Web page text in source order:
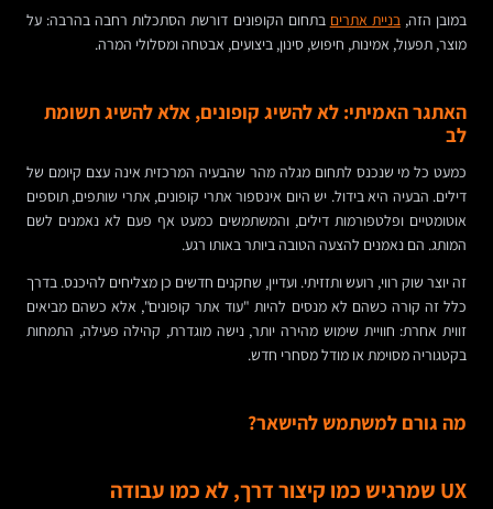
במובן הזה,בניית אתרים בתחום הקופונים דורשת הסתכלות רחבה בהרבה: על
מוצר, תפעול, אמינות, חיפוש, סינון, ביצועים, אבטחה ומסלולי המרה.
האתגר האמיתי: לא להשיג קופונים, אלא להשיג תשומת
לב
כמעט כל מי שנכנס לתחום מגלה מהר שהבעיה המרכזית אינה עצם קיומם של
דילים. הבעיה היא בידול. יש היום אינספור אתרי קופונים, אתרי שותפים, תוספים
אוטומטיים ופלטפורמות דילים, והמשתמשים כמעט אף פעם לא נאמנים לשם
המותג. הם נאמנים להצעה הטובה ביותר באותו רגע.
זה יוצר שוק רווי, רועש ותזזיתי. ועדיין, שחקנים חדשים כן מצליחים להיכנס. בדרך
כלל זה קורה כשהם לא מנסים להיות "עוד אתר קופונים", אלא כשהם מביאים
זווית אחרת: חוויית שימוש מהירה יותר, נישה מוגדרת, קהילה פעילה, התמחות
בקטגוריה מסוימת או מודל מסחרי חדש.
מה גורם למשתמש להישאר?
UX שמרגיש כמו קיצור דרך, לא כמו עבודה